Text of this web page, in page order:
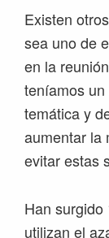
Existen
sea uno de
en la
teníamos
temática y
aumentar la
evitar estas
Han
utilizan el